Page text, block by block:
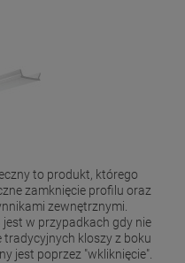
to produkt, którego
zamknięcie profilu oraz
zewnętrznymi.
w przypadkach gdy nie
kloszy z boku
jest poprzez "wkliknięcie".